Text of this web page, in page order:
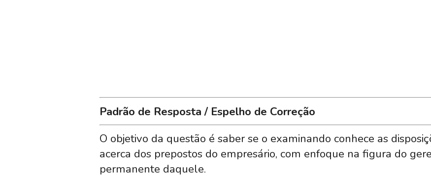
Padrão de Resposta / Espelho de Correção
O objetivo da questão é saber se o examinando conhece as
acerca dos prepostos do empresário, com enfoque na figura do
permanente daquele.